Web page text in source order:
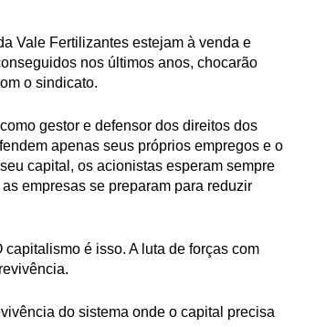
Vale Fertilizantes estejam à venda e
nos últimos anos, chocarão
o sindicato.
gestor e defensor dos direitos dos
apenas seus próprios empregos e o
capital, os acionistas esperam sempre
empresas se preparam para reduzir
é isso. A luta de forças com
do sistema onde o capital precisa